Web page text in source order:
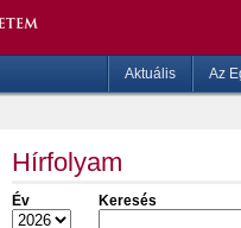
Aktuális Az
Hírfolyam
Év Keresés